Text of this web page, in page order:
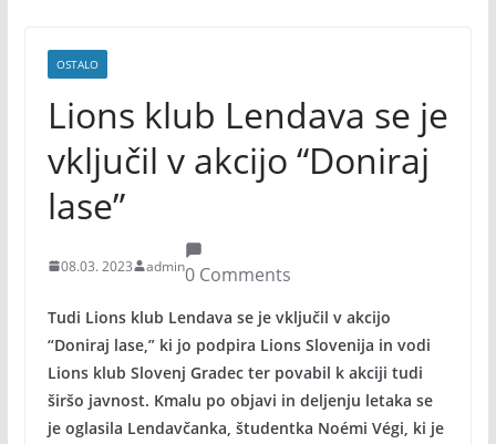
OSTALO
Lions klub Lendava se je
vključil v akcijo “Doniraj
lase”
08.03. 2023 admin0 Comments
Tudi Lions klub Lendava se je vključil v akcijo
“Doniraj lase,” ki jo podpira Lions Slovenija in vodi
Lions klub Slovenj Gradec ter povabil k akciji tudi
širšo javnost. Kmalu po objavi in deljenju letaka se
je oglasila Lendavčanka, študentka Noémi Végi, ki je